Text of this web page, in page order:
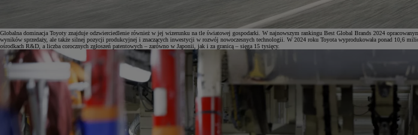
Globalna dominacja Toyoty znajduje odzwierciedlenie również w jej wizerunku na tle światowej gospodarki. W najnowszym rankingu Best Global Brands 2024
wyników sprzedaży, ale także silnej pozycji produkcyjnej i znaczących inwestycji w rozwój nowoczesnych technologii. W 2024 roku Toyota wyprodukowała ponad 10,6
ośrodkach R&D, a liczba corocznych zgłoszeń patentowych – zarówno w Japonii, jak i za granicą – sięga 15 tysięcy.